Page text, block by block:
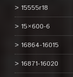
15555r18
15×600-6
16864-16015
16871-16020